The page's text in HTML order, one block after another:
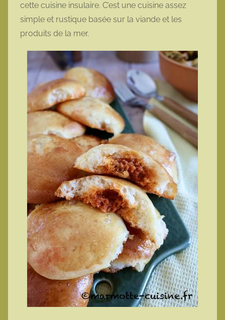
cette cuisine insulaire. C’est une cuisine assez
simple et rustique basée sur la viande et les
produits de la mer.